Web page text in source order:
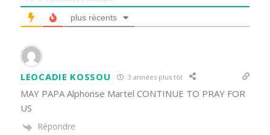
plus récents
LEOCADIE KOSSOU 3 années plus tôt
MAY PAPA Alphonse Martel CONTINUE TO PRAY FOR
US
Répondre